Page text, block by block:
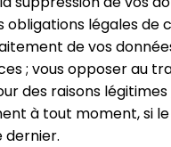
obligations légales de
de vos
; vous opposer au
des raisons
à tout moment, si
dernier.